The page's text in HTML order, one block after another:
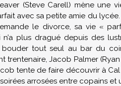
(Steve Carell) mène une
avec sa petite amie du
le divorce, sa vie «
n’a plus dragué depuis des
bouder tout seul au bar du
trentenaire, Jacob Palmer
tente de faire découvrir à
arrosées entre copains